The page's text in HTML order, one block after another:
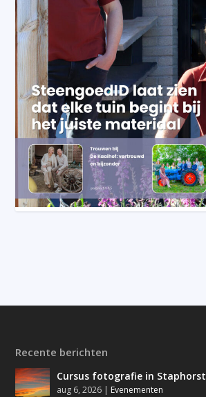
Recente berichten
Cursus fotografie in Staphorst
aug 6, 2026 | Evenementen